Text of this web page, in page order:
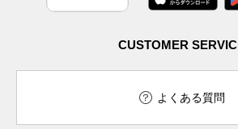
CUSTOMER
よくある質問